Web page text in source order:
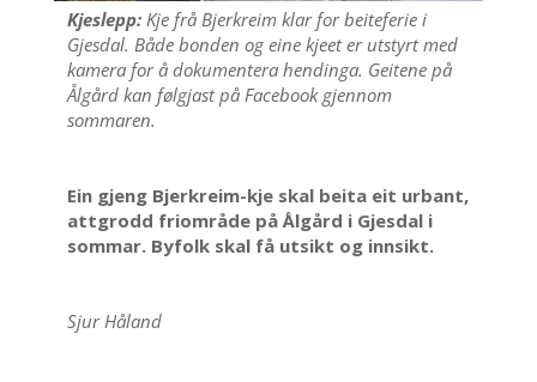
Kjeslepp:Kje frå Bjerkreim klar for beiteferie i
Gjesdal. Både bonden og eine kjeet er utstyrt med
kamera for å dokumentera hendinga. Geitene på
Ålgård kan følgjast på Facebook gjennom
sommaren.
Ein gjeng Bjerkreim-kje skal beita eit urbant,
attgrodd friområde på Ålgård i Gjesdal i
sommar. Byfolk skal få utsikt og innsikt.
Sjur Håland